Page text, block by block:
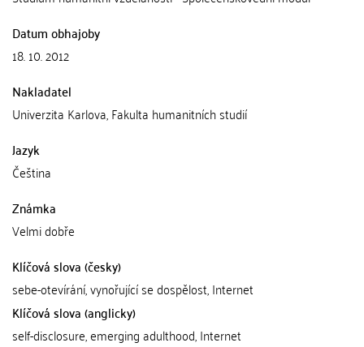
Datum obhajoby
18. 10. 2012
Nakladatel
Univerzita Karlova, Fakulta humanitních studií
Jazyk
Čeština
Známka
Velmi dobře
Klíčová slova (česky)
sebe-otevírání, vynořující se dospělost, Internet
Klíčová slova (anglicky)
self-disclosure, emerging adulthood, Internet